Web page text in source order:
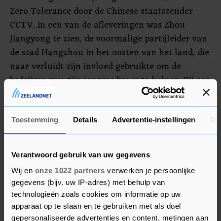
Toestemming Details Advertentie-instellingen
Verantwoord gebruik van uw gegevens
Wij en onze 1022 partners verwerken je persoonlijke
gegevens (bijv. uw IP-adres) met behulp van
technologieën zoals cookies om informatie op uw
apparaat op te slaan en te gebruiken met als doel
gepersonaliseerde advertenties en content, metingen aan
Zero Tolerance door de Chinese staatszender
CCTV. In een van de afleveringen was Zhou
Jiangyong te zien, de voormalige partijleider van
de stad Hangzhou in het oosten van het land, die
naar verluidt zijn invloed gebruikte om de
bedrijven van zijn jongere broer te helpen. Bij een
van die bedrijven zou naar verluidt ook Ant
Group van Jack Ma als investeerder betrokken
zijn geweest.
Alibaba
Hoewel de link met Ant Group in de aflevering
niet rechtstreeks werd genoemd zakte het
aandeel Alibaba, de eigenaar van Ant Group,
vrijdag flink op de beurs in Hongkong. Jack Ma,